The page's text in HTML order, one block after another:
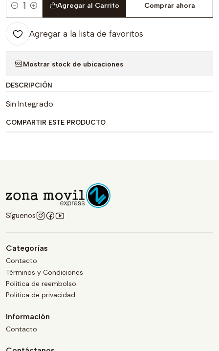
Cantidad
Agregar al Carrito Comprar ahora
Agregar a la lista de favoritos
Mostrar stock de ubicaciones
DESCRIPCIÓN
Sin Integrado
COMPARTIR ESTE PRODUCTO
Síguenos
Categorías
Contacto
Términos y Condiciones
Politica de reembolso
Política de privacidad
Información
Contacto